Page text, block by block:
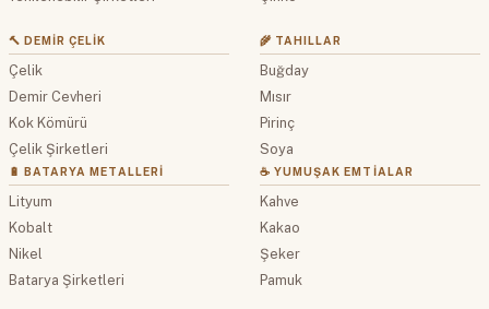
🔨 DEMIR ÇELIK
Çelik
Demir Cevheri
Kok Kömürü
Çelik Şirketleri
🔋 BATARYA METALLERI
Lityum
Kobalt
Nikel
Batarya Şirketleri
🌾 TAHILLAR
Buğday
Mısır
Pirinç
Soya
☕ YUMUŞAK EMTIALAR
Kahve
Kakao
Şeker
Pamuk